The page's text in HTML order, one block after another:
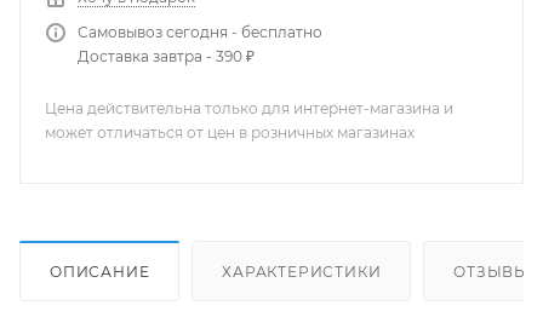
Самовывоз сегодня - бесплатно
Доставка завтра - 390 ₽
Цена действительна только для интернет-магазина и
может отличаться от цен в розничных магазинах
ОПИСАНИЕ ХАРАКТЕРИСТИКИ ОТЗЫВЫ